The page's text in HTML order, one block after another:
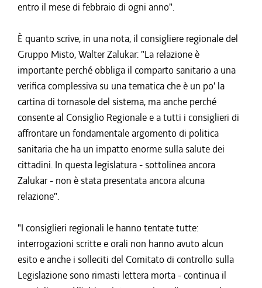
entro il mese di febbraio di ogni anno".
È quanto scrive, in una nota, il consigliere regionale del
Gruppo Misto, Walter Zalukar: "La relazione è
importante perché obbliga il comparto sanitario a una
verifica complessiva su una tematica che è un po' la
cartina di tornasole del sistema, ma anche perché
consente al Consiglio Regionale e a tutti i consiglieri di
affrontare un fondamentale argomento di politica
sanitaria che ha un impatto enorme sulla salute dei
cittadini. In questa legislatura - sottolinea ancora
Zalukar - non è stata presentata ancora alcuna
relazione".
"I consiglieri regionali le hanno tentate tutte:
interrogazioni scritte e orali non hanno avuto alcun
esito e anche i solleciti del Comitato di controllo sulla
Legislazione sono rimasti lettera morta - continua il